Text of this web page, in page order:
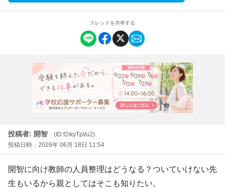
スレッドを共有する
投稿者: 開智
(ID:f2ikyTpI/u2)
投稿日時：2026年 06月 18日 11:54
開智に向け教師の人員整理はどうなる？ついていけない先
生もいるから親としてはそこも知りたい。